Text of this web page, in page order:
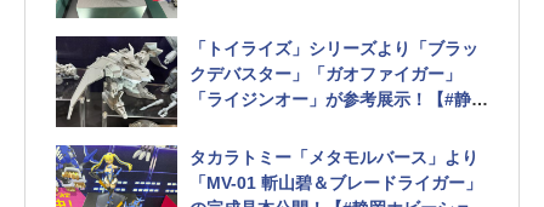
「トイライズ」シリーズより「ブラッ
クデバスター」「ガオファイガー」
「ライジンオー」が参考展示！【#静岡
タカラトミー「メタモルバース」より
「MV-01 斬山碧＆ブレードライガー」